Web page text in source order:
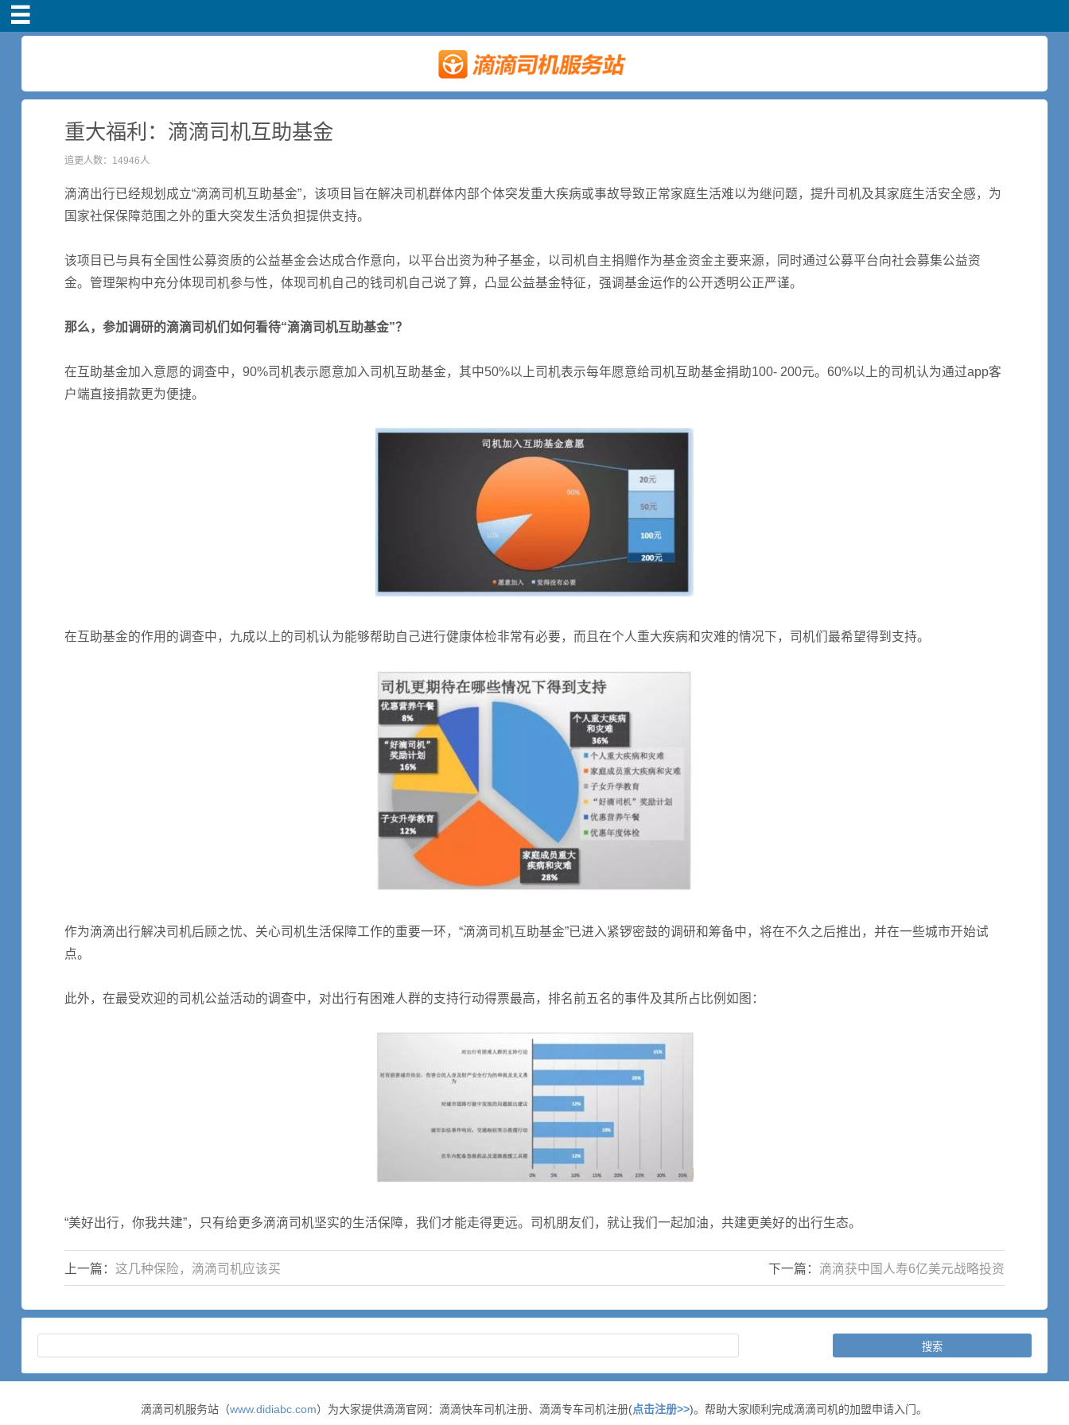
新手指导
奖励政策
滴滴车主司机端下
小说短剧
重大福利：滴滴司机互助基金
追更人数：14946人
滴滴出行已经规划成立“滴滴司机互助基金”，该项目旨在解决司机群体内部个体突发重大疾病或事故导致正常家庭生活难以为继问题，提升司机及其家庭生活安全感，为
国家社保保障范围之外的重大突发生活负担提供支持。
该项目已与具有全国性公募资质的公益基金会达成合作意向，以平台出资为种子基金，以司机自主捐赠作为基金资金主要来源，同时通过公募平台向社会募集公益资
金。管理架构中充分体现司机参与性，体现司机自己的钱司机自己说了算，凸显公益基金特征，强调基金运作的公开透明公正严谨。
那么，参加调研的滴滴司机们如何看待“滴滴司机互助基金”？
在互助基金加入意愿的调查中，90%司机表示愿意加入司机互助基金，其中50%以上司机表示每年愿意给司机互助基金捐助100- 200元。60%以上的司机认为通过app客
户端直接捐款更为便捷。
在互助基金的作用的调查中，九成以上的司机认为能够帮助自己进行健康体检非常有必要，而且在个人重大疾病和灾难的情况下，司机们最希望得到支持。
作为滴滴出行解决司机后顾之忧、关心司机生活保障工作的重要一环，“滴滴司机互助基金”已进入紧锣密鼓的调研和筹备中，将在不久之后推出，并在一些城市开始试
点。
此外，在最受欢迎的司机公益活动的调查中，对出行有困难人群的支持行动得票最高，排名前五名的事件及其所占比例如图：
“美好出行，你我共建”，只有给更多滴滴司机坚实的生活保障，我们才能走得更远。司机朋友们，就让我们一起加油，共建更美好的出行生态。
上一篇： 这几种保险，滴滴司机应该买 下一篇： 滴滴获中国人寿6亿美元战略投资
滴滴司机服务站（www.didiabc.com）为大家提供滴滴官网：滴滴快车司机注册、滴滴专车司机注册(点击注册>>)。帮助大家顺利完成滴滴司机的加盟申请入门。